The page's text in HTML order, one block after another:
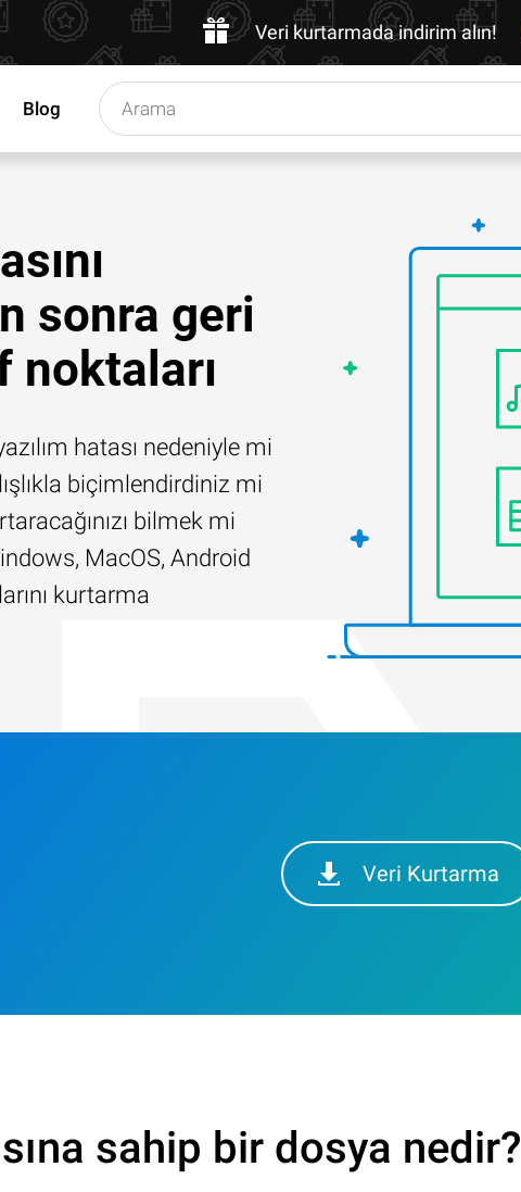
Veri kurtarmada indirim alın!
Blog
sonra geri
noktaları
hatası nedeniyle mi
biçimlendirdiniz mi
bilmek mi
MacOS, Android
kurtarma
Veri Kurtarma
sahip bir dosya nedir?